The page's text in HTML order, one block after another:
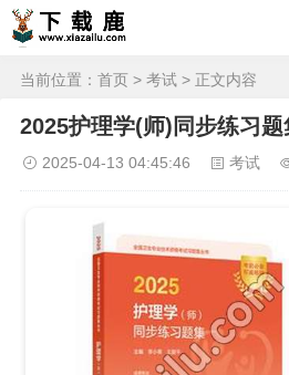
当前位置： 首页 > 考试 > 正文内容
2025护理学(师)同步练习
2025-04-13 04:45:46 考试